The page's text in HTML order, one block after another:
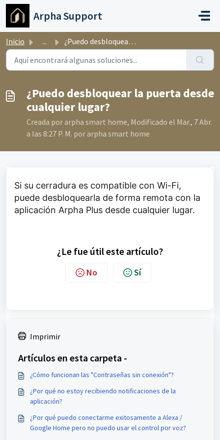
Ir al contenido principal
Arpha Support
Inicio ... ¿Puedo desbloquear la puerta desde cualquier lugar?
¿Puedo desbloquear la puerta desde
cualquier lugar?
Creada por arpha smart home, Modificado el Mar., 7 Abr.
a las 8:27 P. M. por arpha smart home
Si su cerradura es compatible con Wi-Fi,
puede desbloquearla de forma remota con la
aplicación Arpha Plus desde cualquier lugar.
¿Le fue útil este artículo?
No Sí
Imprimir
Artículos en esta carpeta -
¿Cómo funcionan las "Contraseñas sin conexión"?
¿Por qué no estoy recibiendo notificaciones de la
aplicación?
¿Por qué puedo conectarme exitosamente a Alexa /
Google Home pero no puedo usar el control por voz?